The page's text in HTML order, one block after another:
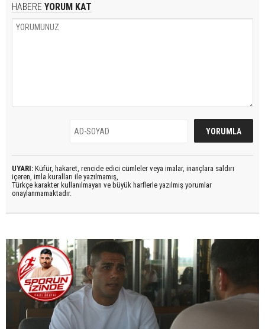
HABERE YORUM KAT
UYARI: Küfür, hakaret, rencide edici cümleler veya imalar, inançlara saldırı
içeren, imla kuralları ile yazılmamış,
Türkçe karakter kullanılmayan ve büyük harflerle yazılmış yorumlar
onaylanmamaktadır.